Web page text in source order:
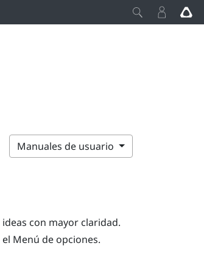
Manuales de usuario
con mayor claridad.
Menú de opciones.